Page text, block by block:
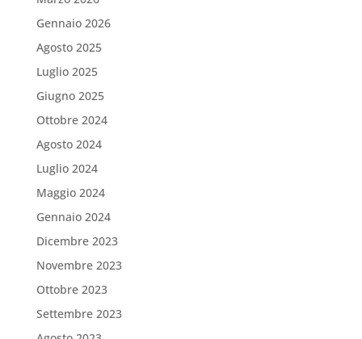
Gennaio 2026
Agosto 2025
Luglio 2025
Giugno 2025
Ottobre 2024
Agosto 2024
Luglio 2024
Maggio 2024
Gennaio 2024
Dicembre 2023
Novembre 2023
Ottobre 2023
Settembre 2023